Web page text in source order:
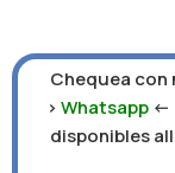
Chequea con
>Whatsapp
disponibles